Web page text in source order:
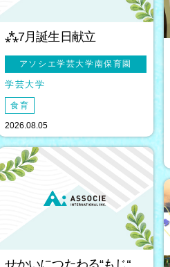
⁂7月誕生日献立
アソシエ学芸大学南保育園
学芸大学
食育
2026.08.05
せかいにつたわる“もじ‘‘